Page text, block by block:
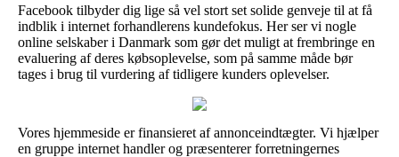
Facebook tilbyder dig lige så vel stort set solide genveje til at få
indblik i internet forhandlerens kundefokus. Her ser vi nogle
online selskaber i Danmark som gør det muligt at frembringe en
evaluering af deres købsoplevelse, som på samme måde bør
tages i brug til vurdering af tidligere kunders oplevelser.
Vores hjemmeside er finansieret af annonceindtægter. Vi hjælper
en gruppe internet handler og præsenterer forretningernes